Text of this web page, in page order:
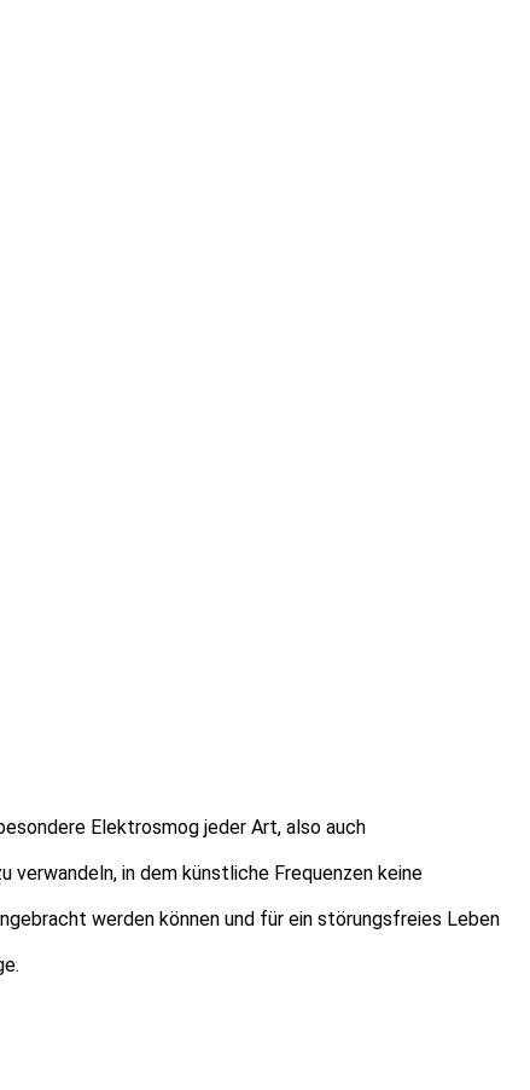
Elektrosmog jeder Art, also auch
verwandeln, in dem künstliche Frequenzen keine
werden können und für ein störungsfreies Leben